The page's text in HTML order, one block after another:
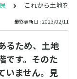
これから土地を
最終更新日 : 2023/02/11
るため、土地
です。そのた
いません。見